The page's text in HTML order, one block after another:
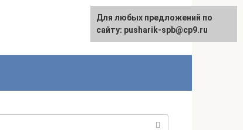
Для любых предложений по
сайту: pusharik-spb@cp9.ru